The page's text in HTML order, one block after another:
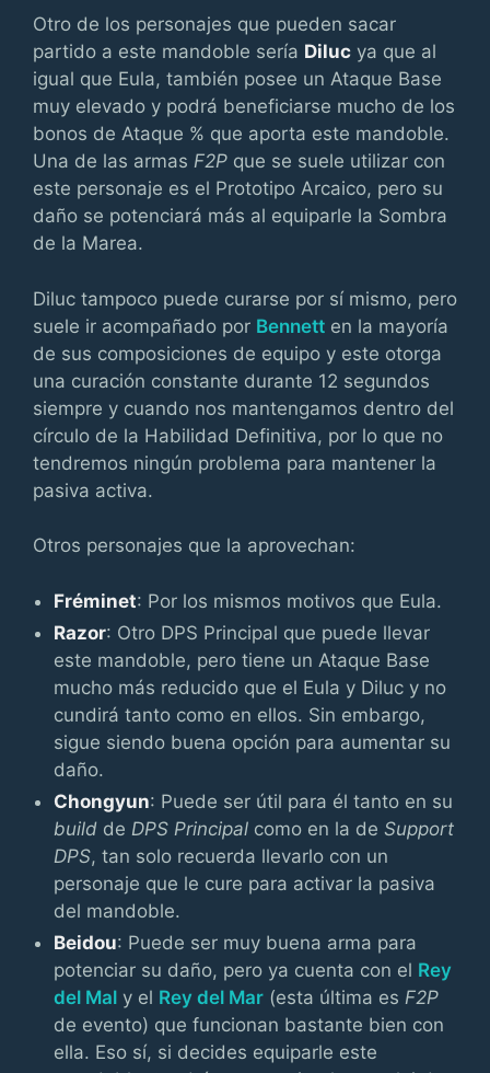
Otro de los personajes que pueden sacar
partido a este mandoble sería Diluc ya que al
igual que Eula, también posee un Ataque Base
muy elevado y podrá beneficiarse mucho de los
bonos de Ataque % que aporta este mandoble.
Una de las armas F2P que se suele utilizar con
este personaje es el Prototipo Arcaico, pero su
daño se potenciará más al equiparle la Sombra
de la Marea.
Diluc tampoco puede curarse por sí mismo, pero
suele ir acompañado por Bennett en la mayoría
de sus composiciones de equipo y este otorga
una curación constante durante 12 segundos
siempre y cuando nos mantengamos dentro del
círculo de la Habilidad Definitiva, por lo que no
tendremos ningún problema para mantener la
pasiva activa.
Otros personajes que la aprovechan:
Fréminet: Por los mismos motivos que Eula.
Razor: Otro DPS Principal que puede llevar
este mandoble, pero tiene un Ataque Base
mucho más reducido que el Eula y Diluc y no
cundirá tanto como en ellos. Sin embargo,
sigue siendo buena opción para aumentar su
daño.
Chongyun: Puede ser útil para él tanto en su
build de DPS Principal como en la deSupport
DPS, tan solo recuerda llevarlo con un
personaje que le cure para activar la pasiva
del mandoble.
Beidou: Puede ser muy buena arma para
potenciar su daño, pero ya cuenta con el Rey
del Mal y el Rey del Mar (esta última es F2P
de evento) que funcionan bastante bien con
ella. Eso sí, si decides equiparle este